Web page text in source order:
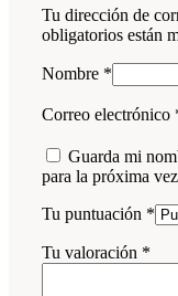
Tu dirección de
obligatorios están
Nombre *
Correo electrónico
Guarda mi
para la próxima
Tu puntuación *
Tu valoración *